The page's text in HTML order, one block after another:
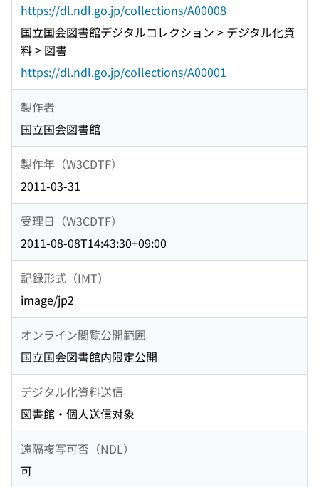
https://dl.ndl.go.jp/collections/A00008
国立国会図書館デジタルコレクション > デジタル化資
料 > 図書
https://dl.ndl.go.jp/collections/A00001
製作者
国立国会図書館
製作年（W3CDTF）
2011-03-31
受理日（W3CDTF）
2011-08-08T14:43:30+09:00
記録形式（IMT）
image/jp2
オンライン閲覧公開範囲
国立国会図書館内限定公開
デジタル化資料送信
図書館・個人送信対象
遠隔複写可否（NDL）
可